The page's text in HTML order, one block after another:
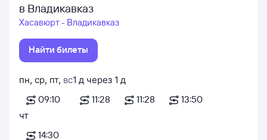
в Владикавказ
Хасавюрт - Владикавказ
Найти билеты
пн, ср, пт, вс
09:10
1 д через 1 д
11:28
11:28
13:50
чт
14:30